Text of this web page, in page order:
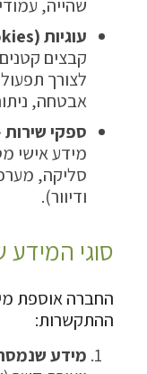
שהייה,
עוגיות(Cookies)
קבצים
לצורך
אבטחה,
ספקי שירות
מידע אישי
סליקה,
ודיוור).
סוגי המידע
החברה אוספת
ההתקשרות:
מידע